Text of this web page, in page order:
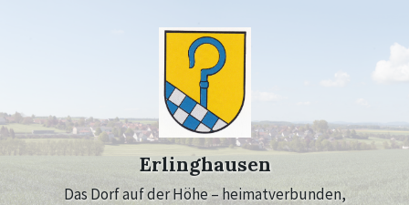
Erlinghausen
Das Dorf auf der Höhe – heimatverbunden,